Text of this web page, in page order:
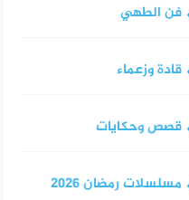
فن الطهي
قادة وزعماء
قصص وحكايات
مسلسلات رمضان 2026